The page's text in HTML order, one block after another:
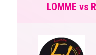
LOMME vs